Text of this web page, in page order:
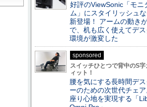
好評のViewSonic「モニ
ム」にスタイリッシュ
新登場！ アームの動き
で、机も広く使えてデ
環境が激変した
sponsored
スイッチひとつで背中のS字
ィット！
腰を気にする長時間デ
ーのための次世代チェ
座り心地を実現する「